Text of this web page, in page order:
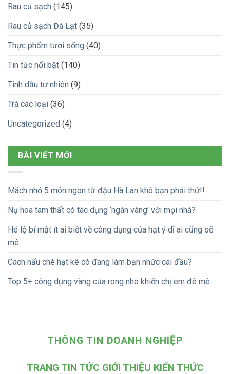
Rau củ sạch (145)
Rau củ sạch Đà Lạt (35)
Thực phẩm tươi sống (40)
Tin tức nổi bật (140)
Tinh dầu tự nhiên (9)
Trà các loại (36)
Uncategorized (4)
BÀI VIẾT MỚI
Mách nhỏ 5 món ngon từ đậu Hà Lan khô bạn phải thử!!
Nụ hoa tam thất có tác dụng ‘ngàn vàng’ với mọi nhà?
Hé lộ bí mật ít ai biết về công dụng của hạt ý dĩ ai cũng sẽ
mê
Cách nấu chè hạt kê có đang làm bạn nhức cái đầu?
Top 5+ công dụng vàng của rong nho khiến chị em đê mê
THÔNG TIN DOANH NGHIỆP
TRANG TIN TỨC GIỚI THIỆU KIẾN THỨC